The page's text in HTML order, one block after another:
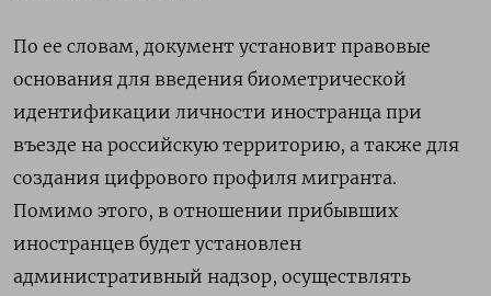
По ее словам, документ установит правовые
основания для введения биометрической
идентификации личности иностранца при
въезде на российскую территорию, а также для
создания цифрового профиля мигранта.
Помимо этого, в отношении прибывших
иностранцев будет установлен
административный надзор, осуществлять